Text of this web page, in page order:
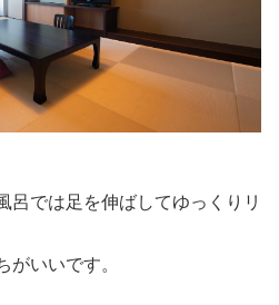
呂では足を伸ばしてゆっくりリ
がいいです。